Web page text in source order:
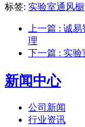
标签: 实验室通风橱
上一篇 : 诚
理
下一篇 : 实验
新闻中心
公司新闻
行业资讯